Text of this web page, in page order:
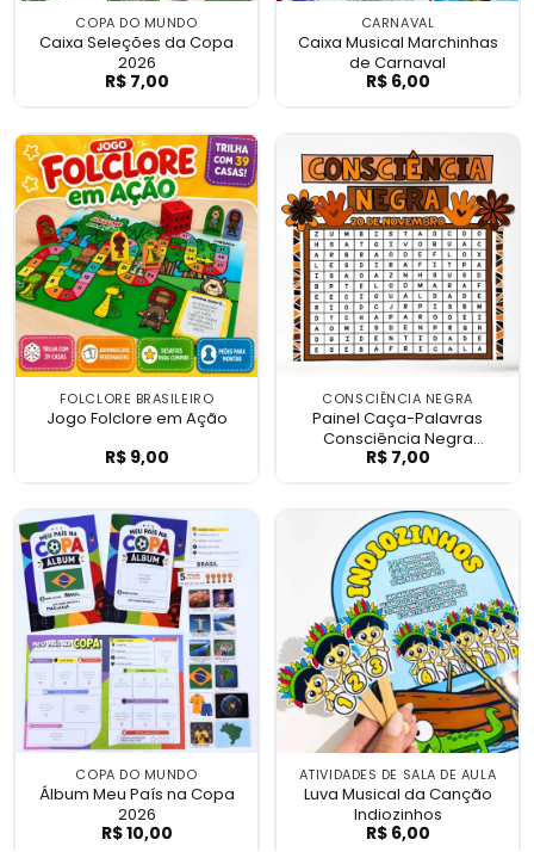
COPA DO MUNDO
Caixa Seleções da Copa
2026
Caixa Seleções da Copa 2026
R$7,00
CARNAVAL
Caixa Musical Marchinhas
de Carnaval
Caixa Musical
R$6,00
FOLCLORE BRASILEIRO
Jogo Folclore em Ação
Jogo Folclore em Ação
R$9,00
CONSCIÊNCIA NEGRA
Painel Caça-Palavras
Consciência Negra
Interativo
Painel Caça-
R$7,00
COPA DO MUNDO
Álbum Meu País na Copa
2026
Álbum Meu País na Copa 2026
R$10,00
ATIVIDADES DE SALA DE AULA
Luva Musical da Canção
Indiozinhos
Luva Musical
R$6,00